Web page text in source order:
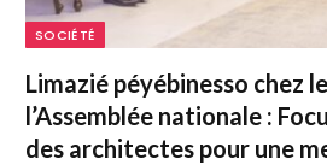
SOCIÉTÉ
Limazié péyébinesso chez
l’Assemblée nationale :
des architectes pour une